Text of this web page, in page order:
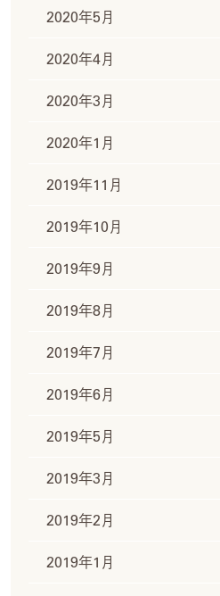
2020年5月
2020年4月
2020年3月
2020年1月
2019年11月
2019年10月
2019年9月
2019年8月
2019年7月
2019年6月
2019年5月
2019年3月
2019年2月
2019年1月